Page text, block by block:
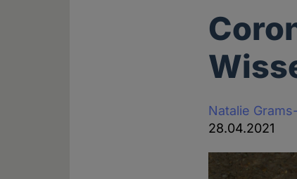
Natalie
28.04.2021